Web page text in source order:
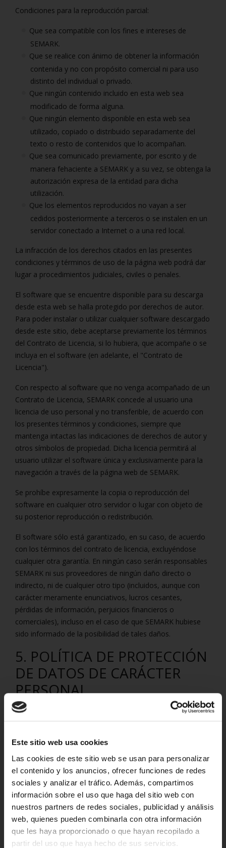
Este sitio web usa cookies
Las cookies de este sitio web se usan para personalizar
el contenido y los anuncios, ofrecer funciones de redes
sociales y analizar el tráfico. Además, compartimos
información sobre el uso que haga del sitio web con
nuestros partners de redes sociales, publicidad y análisis
web, quienes pueden combinarla con otra información
que les haya proporcionado o que hayan recopilado a
partir del uso que haya hecho de sus servicios.
Condiciones para la reproducción parcial:
Que sea compatible con los fines e intereses de
SEMARK.
Que se realice con ánimo de obtener la información
contenida y no con propósito comercial ni para uso
distinto del individual o privado.
Que ningún contenido incluido en esta web sea
modificado de forma alguna.
Que ningún elemento disponible en esta web sea
utilizado, copiado o distribuido separadamente del
texto o resto de contenidos que lo acompañan.
Que sea comunicado previamente, por escrito y de
manera fehaciente a SEMARK y a su vez, se obtenga la
autorización expresa de la entidad para dicha
utilización.
Que los elementos reproducidos no vayan a ser
cedidos posteriormente a terceros o se instalen en un
servidor conectado a Internet o a una red local.
La infracción de los derechos citados en las presentes
condiciones y términos de uso de la página web podrá dar
lugar a procedimientos judiciales, civiles o penales.
El software que se encuentre disponible para su descarga
desde esta web se halla protegido por derechos de autor.
Para poder instalar o utilizar cualquier software descargado
desde este sitio, debe aceptarse previamente los términos
del Contrato de Licencia, si lo hubiera, que acompañe o se
incluya en el software (en adelante, el "Contrato de
Licencia").
Con respecto al software que no venga acompañado de un
Contrato de Licencia, SEMARK concede al usuario una
licencia de uso personal y no transferible, de acuerdo con
los presentes términos y condiciones, siempre que
mantenga intactas las indicaciones de derechos de autor y
otros símbolos de propiedad. Dicha licencia permitirá al
usuario utilizar el software única y exclusivamente para la
navegación a través de la página web de SEMARK.
Se prohíbe expresamente la copia o reproducción del
software en cualquier otro servidor o lugar con objeto de
su posterior reproducción o redistribución.
El software sólo está garantizado, en su caso, de acuerdo
con los términos del contrato de licencia, excluyéndose
cualquier otra garantía. En ningún caso serán responsables
SEMARK ni sus proveedores de ningún daño directo o
indirecto, ni de cualquier otro tipo (incluidos, aunque con
carácter meramente enunciativos, lucros cesantes,
pérdidas de información, perjuicios financieros o
comerciales), incluso en el caso de que SEMARK hubiese
sido informado de la posibilidad de tales daños.
5. POLÍTICA DE PROTECCIÓN
DE DATOS DE CARÁCTER
PERSONAL.
Todos los datos personales facilitados a través de la
página web son tratados por SEMARK cumpliendo con las
Protección de Datos (Reglamento UE 2016/679) y demás
normativa vigente.
En cualquier caso, con carácter general, los datos
recogidos a través de los formularios existentes en la
página web serán tratados porSEMARK con la finalidad o
finalidades descritas enla información que los acompañay
comunicados a las entidades que en ellasse detallan. Los
titulares de estos datos podrán ejercitar gratuitamente los